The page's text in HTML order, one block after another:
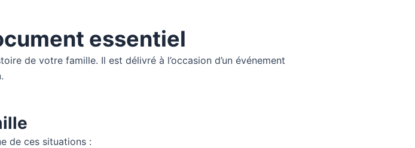
essentiel
de votre famille. Il est délivré à l’occasion d’un événement
de ces situations :